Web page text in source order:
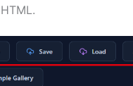
HTML.